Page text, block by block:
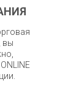
вы